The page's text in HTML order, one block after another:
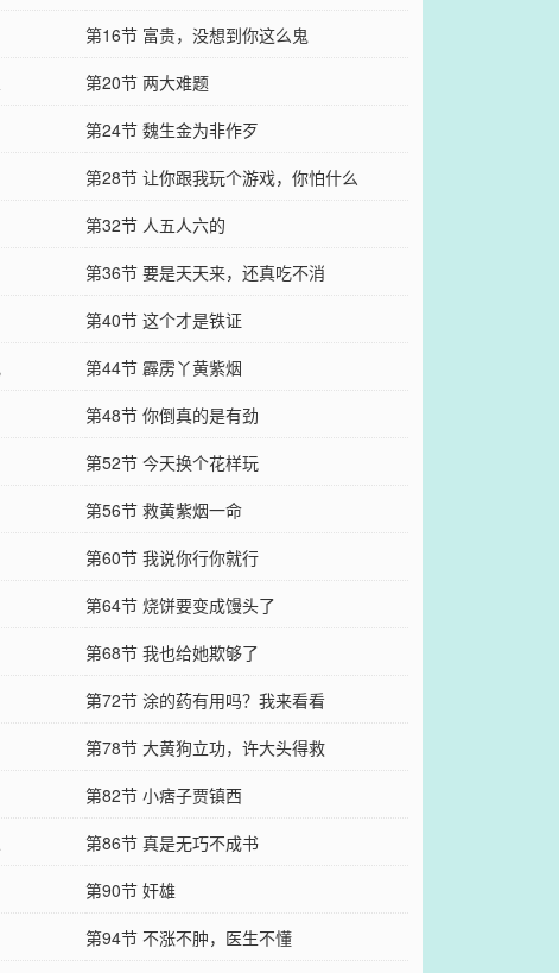
第16节 富贵，没想到你这么鬼
第20节 两大难题
第24节 魏生金为非作歹
第28节 让你跟我玩个游戏，你怕什么
第32节 人五人六的
第36节 要是天天来，还真吃不消
第40节 这个才是铁证
第44节 霹雳丫黄紫烟
第48节 你倒真的是有劲
第52节 今天换个花样玩
第56节 救黄紫烟一命
第60节 我说你行你就行
第64节 烧饼要变成馒头了
第68节 我也给她欺够了
第72节 涂的药有用吗？我来看看
第78节 大黄狗立功，许大头得救
第82节 小痞子贾镇西
第86节 真是无巧不成书
第90节 奸雄
第94节 不涨不肿，医生不懂